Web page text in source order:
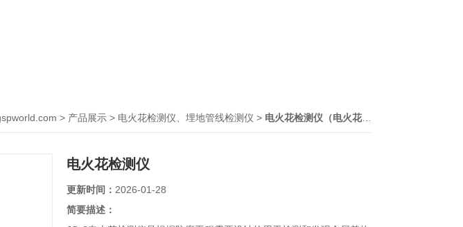
> 产品展示 > 电火花检测仪、埋地管线检测仪 > 电火花检测仪（电火花检漏仪）
电火花检测仪
更新时间： 2026-01-28
简要描述：